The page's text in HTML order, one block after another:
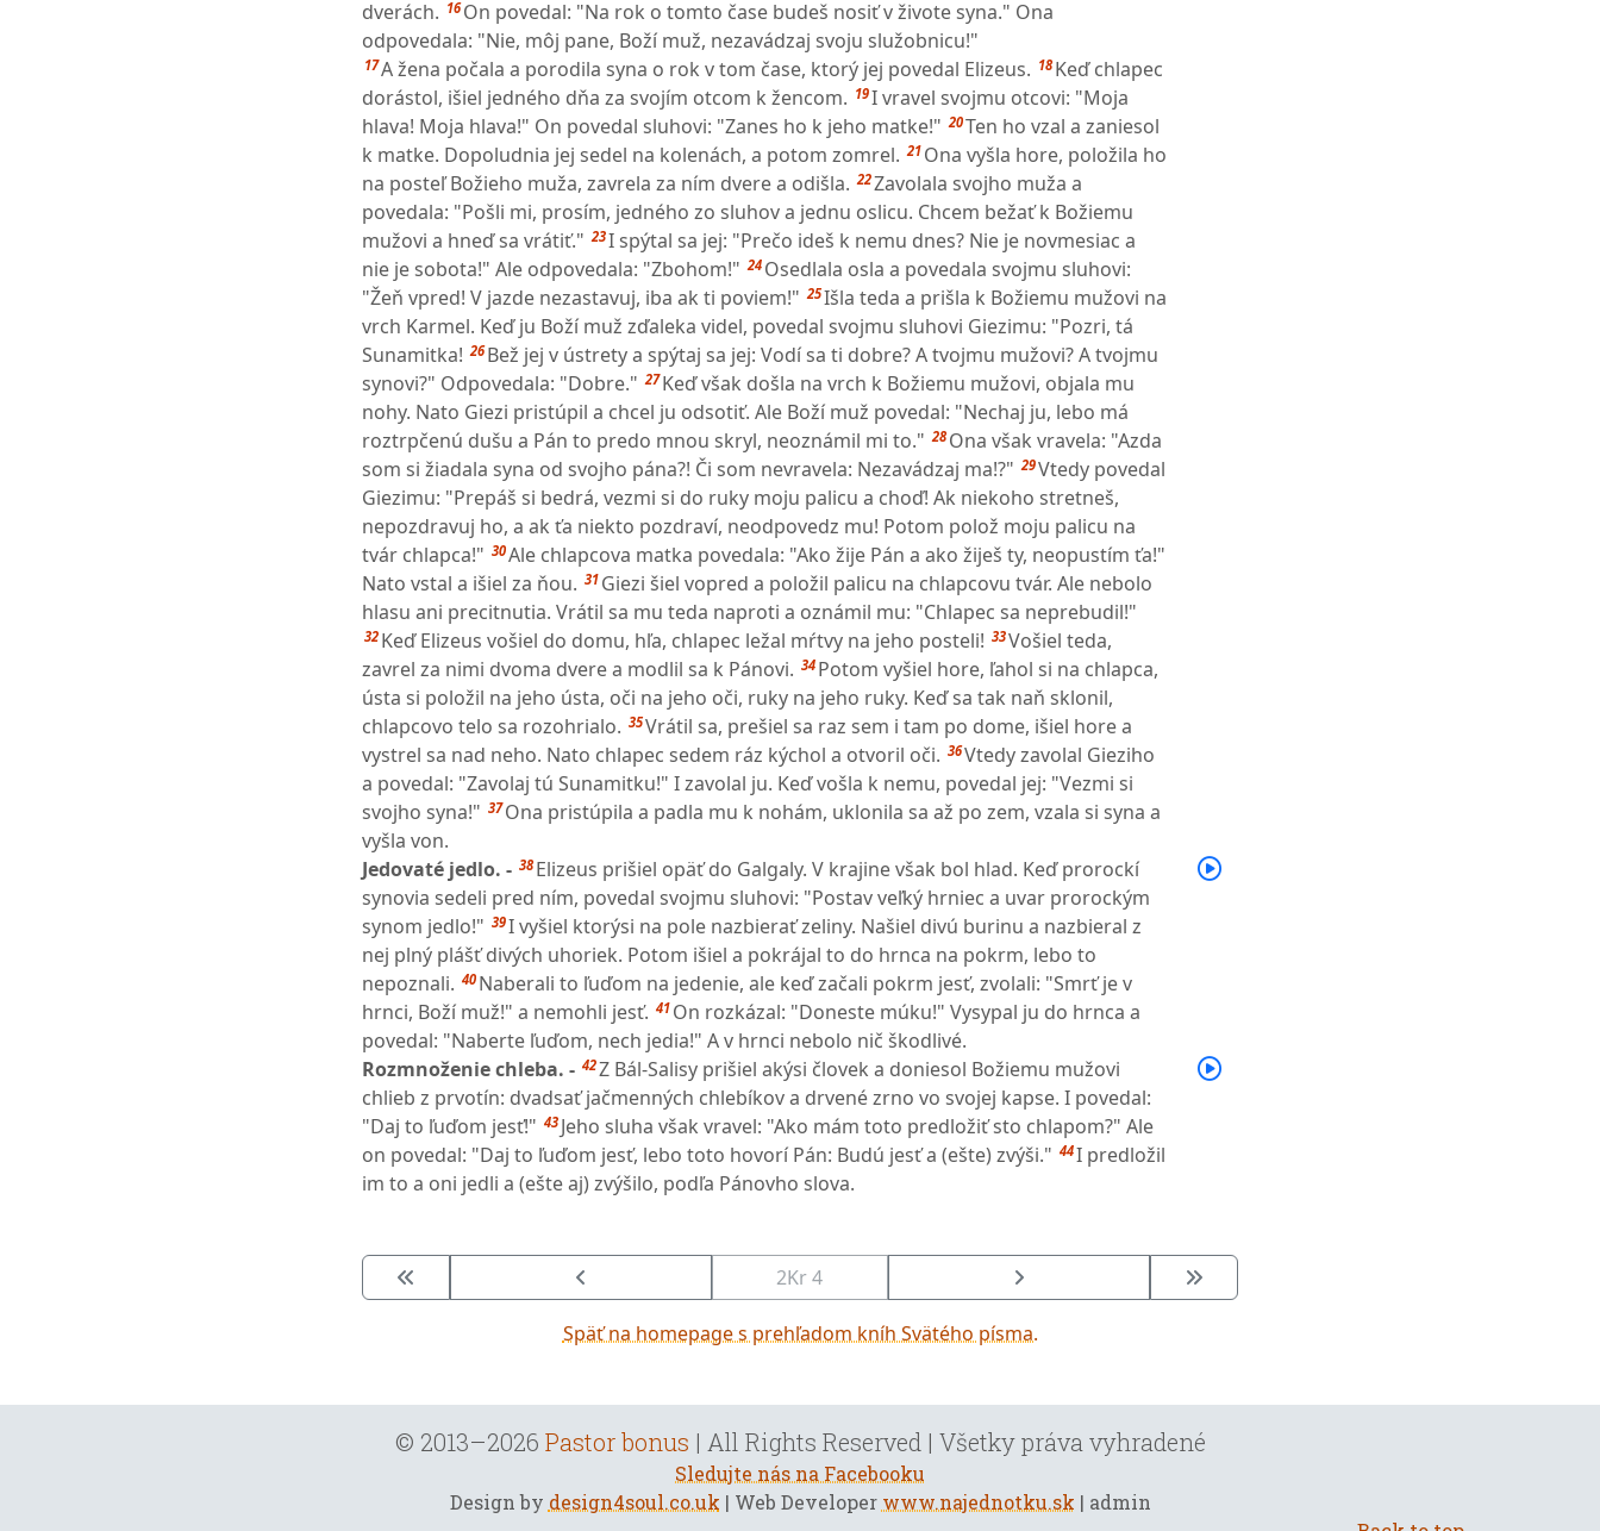
dverách. 16 On povedal: "Na rok o tomto čase budeš nosiť v živote syna." Ona
odpovedala: "Nie, môj pane, Boží muž, nezavádzaj svoju služobnicu!"
17A žena počala a porodila syna o rok v tom čase, ktorý jej povedal Elizeus. 18 Keď chlapec
dorástol, išiel jedného dňa za svojím otcom k žencom. 19I vravel svojmu otcovi: "Moja
hlava! Moja hlava!" On povedal sluhovi: "Zanes ho k jeho matke!" 20Ten ho vzal a zaniesol
k matke. Dopoludnia jej sedel na kolenách, a potom zomrel. 21 Ona vyšla hore, položila ho
na posteľ Božieho muža, zavrela za ním dvere a odišla. 22Zavolala svojho muža a
povedala: "Pošli mi, prosím, jedného zo sluhov a jednu oslicu. Chcem bežať k Božiemu
mužovi a hneď sa vrátiť." 23I spýtal sa jej: "Prečo ideš k nemu dnes? Nie je novmesiac a
nie je sobota!" Ale odpovedala: "Zbohom!" 24 Osedlala osla a povedala svojmu sluhovi:
"Žeň vpred! V jazde nezastavuj, iba ak ti poviem!" 25Išla teda a prišla k Božiemu mužovi na
vrch Karmel. Keď ju Boží muž zďaleka videl, povedal svojmu sluhovi Giezimu: "Pozri, tá
Sunamitka! 26 Bež jej v ústrety a spýtaj sa jej: Vodí sa ti dobre? A tvojmu mužovi? A tvojmu
synovi?" Odpovedala: "Dobre." 27 Keď však došla na vrch k Božiemu mužovi, objala mu
nohy. Nato Giezi pristúpil a chcel ju odsotiť. Ale Boží muž povedal: "Nechaj ju, lebo má
roztrpčenú dušu a Pán to predo mnou skryl, neoznámil mi to." 28 Ona však vravela: "Azda
som si žiadala syna od svojho pána?! Či som nevravela: Nezavádzaj ma!?" 29Vtedy povedal
Giezimu: "Prepáš si bedrá, vezmi si do ruky moju palicu a choď! Ak niekoho stretneš,
nepozdravuj ho, a ak ťa niekto pozdraví, neodpovedz mu! Potom polož moju palicu na
tvár chlapca!" 30Ale chlapcova matka povedala: "Ako žije Pán a ako žiješ ty, neopustím ťa!"
Nato vstal a išiel za ňou. 31 Giezi šiel vopred a položil palicu na chlapcovu tvár. Ale nebolo
hlasu ani precitnutia. Vrátil sa mu teda naproti a oznámil mu: "Chlapec sa neprebudil!"
32 Keď Elizeus vošiel do domu, hľa, chlapec ležal mŕtvy na jeho posteli! 33Vošiel teda,
zavrel za nimi dvoma dvere a modlil sa k Pánovi. 34 Potom vyšiel hore, ľahol si na chlapca,
ústa si položil na jeho ústa, oči na jeho oči, ruky na jeho ruky. Keď sa tak naň sklonil,
chlapcovo telo sa rozohrialo. 35Vrátil sa, prešiel sa raz sem i tam po dome, išiel hore a
vystrel sa nad neho. Nato chlapec sedem ráz kýchol a otvoril oči. 36Vtedy zavolal Gieziho
a povedal: "Zavolaj tú Sunamitku!" I zavolal ju. Keď vošla k nemu, povedal jej: "Vezmi si
svojho syna!" 37 Ona pristúpila a padla mu k nohám, uklonila sa až po zem, vzala si syna a
vyšla von.
Jedovaté jedlo. - 38 Elizeus prišiel opäť do Galgaly. V krajine však bol hlad. Keď prorockí
synovia sedeli pred ním, povedal svojmu sluhovi: "Postav veľký hrniec a uvar prorockým
synom jedlo!" 39I vyšiel ktorýsi na pole nazbierať zeliny. Našiel divú burinu a nazbieral z
nej plný plášť divých uhoriek. Potom išiel a pokrájal to do hrnca na pokrm, lebo to
nepoznali. 40 Naberali to ľuďom na jedenie, ale keď začali pokrm jesť, zvolali: "Smrť je v
hrnci, Boží muž!" a nemohli jesť. 41 On rozkázal: "Doneste múku!" Vysypal ju do hrnca a
povedal: "Naberte ľuďom, nech jedia!" A v hrnci nebolo nič škodlivé.
Rozmnoženie chleba. - 42Z Bál-Salisy prišiel akýsi človek a doniesol Božiemu mužovi
chlieb z prvotín: dvadsať jačmenných chlebíkov a drvené zrno vo svojej kapse. I povedal:
"Daj to ľuďom jesť!" 43 Jeho sluha však vravel: "Ako mám toto predložiť sto chlapom?" Ale
on povedal: "Daj to ľuďom jesť, lebo toto hovorí Pán: Budú jesť a (ešte) zvýši." 44I predložil
im to a oni jedli a (ešte aj) zvýšilo, podľa Pánovho slova.
2Kr 4
Späť na homepage s prehľadom kníh Svätého písma.
© 2013–2026 Pastor bonus | All Rights Reserved | Všetky práva vyhradené
Sledujte nás na Facebooku
Design by design4soul.co.uk | Web Developer www.najednotku.sk | admin